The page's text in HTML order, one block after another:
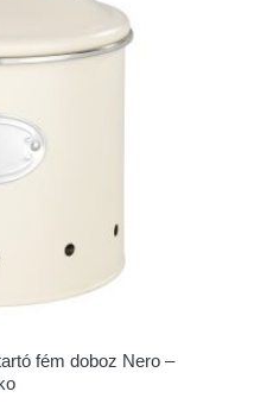
fém doboz Nero –